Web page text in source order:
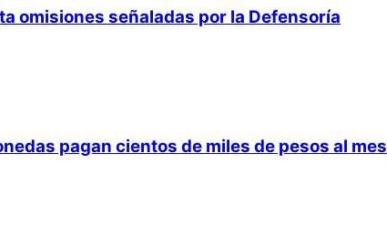
omisiones señaladas por la Defensoría
pagan cientos de miles de pesos al mes